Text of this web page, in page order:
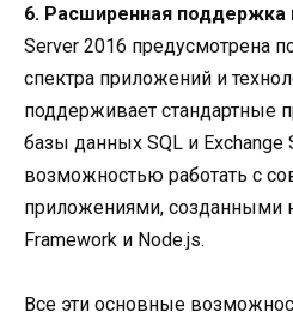
6. Расширенная поддержка
Server 2016 предусмотрена
спектра приложений и
поддерживает стандартные
базы данных SQL и Exchange
возможностью работать с
приложениями, созданными
Framework и Node.js.
Все эти основные